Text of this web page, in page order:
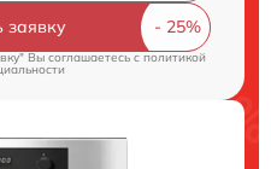
заявку
Вы соглашаетесь cполитикой